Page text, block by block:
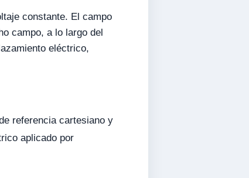
constante. El campo
campo, a lo largo del
eléctrico,
referencia cartesiano y
aplicado por